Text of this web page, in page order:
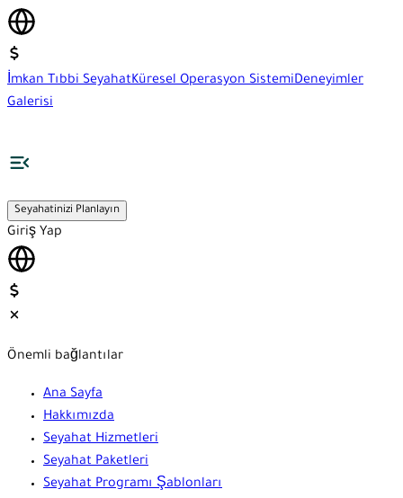
İmkan Tıbbi SeyahatKüresel Operasyon SistemiDeneyimler
Galerisi
Seyahatinizi Planlayın
Giriş Yap
Önemli bağlantılar
Ana Sayfa
Hakkımızda
Seyahat Hizmetleri
Seyahat Paketleri
Seyahat Programı Şablonları